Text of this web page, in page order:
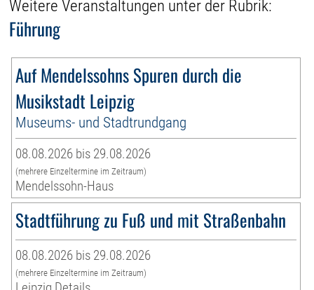
Weitere Veranstaltungen unter der Rubrik:
Führung
Auf Mendelssohns Spuren durch die
Musikstadt Leipzig
Museums- und Stadtrundgang
08.08.2026 bis 29.08.2026
(mehrere Einzeltermine im Zeitraum)
Mendelssohn-Haus
Stadtführung zu Fuß und mit Straßenbahn
08.08.2026 bis 29.08.2026
(mehrere Einzeltermine im Zeitraum)